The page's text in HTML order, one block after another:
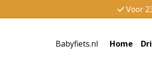
Voor
Babyfiets.nl Home